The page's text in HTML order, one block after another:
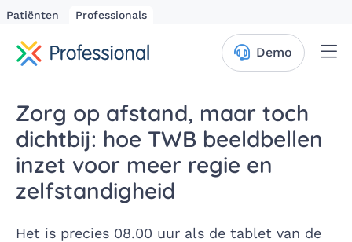
Patiënten Professionals
Demo
Zorg op afstand, maar toch
dichtbij: hoe TWB beeldbellen
inzet voor meer regie en
zelfstandigheid
Het is precies 08.00 uur als de tablet van de